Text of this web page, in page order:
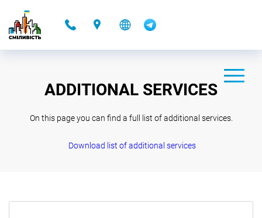
ADDITIONAL SERVICES
On this page you can find a full list of additional services.
Download list of additional services